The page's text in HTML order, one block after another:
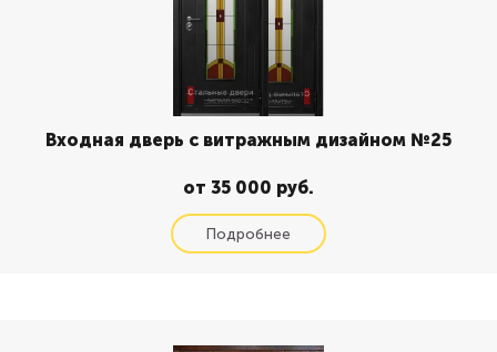
Входная дверь с витражным дизайном №25
от 35 000 руб.